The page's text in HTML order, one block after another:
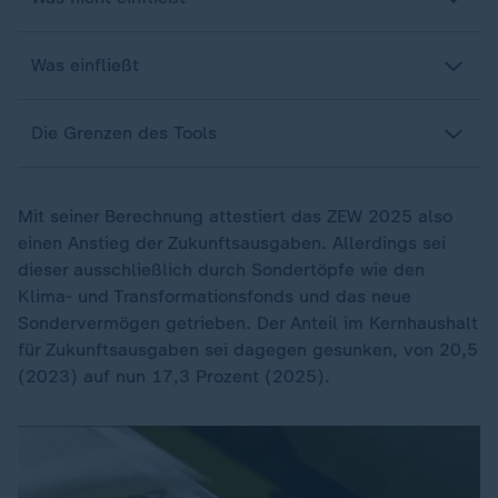
Was einfließt
Die Grenzen des Tools
Mit seiner Berechnung attestiert das ZEW 2025 also
einen Anstieg der Zukunftsausgaben. Allerdings sei
dieser ausschließlich durch Sondertöpfe wie den
Klima- und Transformationsfonds und das neue
Sondervermögen getrieben. Der Anteil im Kernhaushalt
für Zukunftsausgaben sei dagegen gesunken, von 20,5
(2023) auf nun 17,3 Prozent (2025).